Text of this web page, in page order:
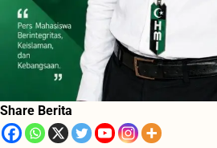
Share Berita